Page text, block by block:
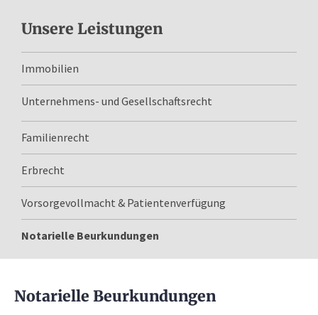
Unsere Leistungen
Immobilien
Unternehmens- und Gesellschaftsrecht
Familienrecht
Erbrecht
Vorsorgevollmacht & Patientenverfügung
Notarielle Beurkundungen
Notarielle Beurkundungen